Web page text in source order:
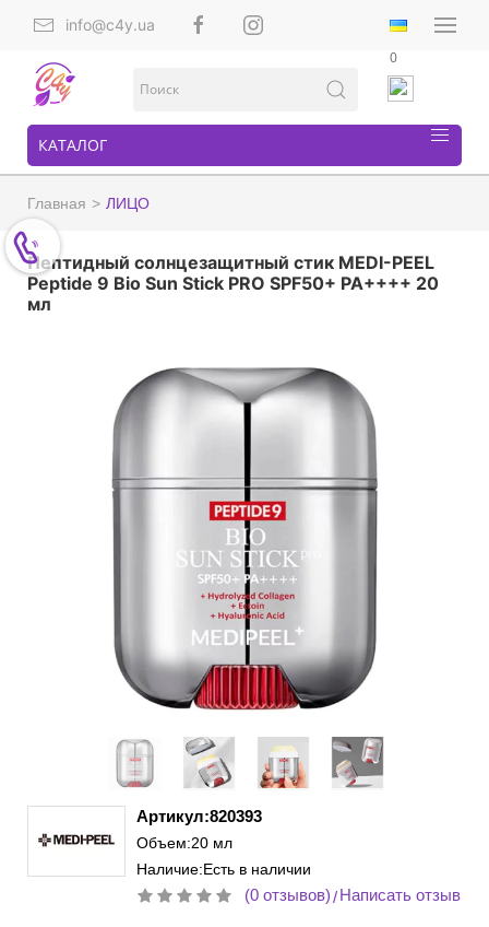
info@c4y.ua
0
КАТАЛОГ
Главная ЛИЦО
Пептидный солнцезащитный стик MEDI-PEEL
Peptide 9 Bio Sun Stick PRO SPF50+ PA++++ 20
мл
Артикул:820393
Объем:20 мл
Наличие:Есть в наличии
(0 отзывов)/Написать отзыв